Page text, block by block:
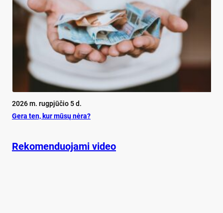
2026 m. rugpjūčio 5 d.
Ge­ra ten, kur mū­sų nė­ra?
Rekomenduojami video